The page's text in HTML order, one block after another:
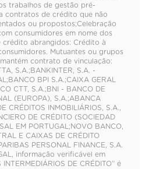
trabalhos de gestão pré-
contratos de crédito que não
ou propostos;Celebração
consumidores em nome dos
crédito abrangidos: Crédito à
Mutuantes ou grupos
contrato de vinculação:
S.A.;BANKINTER, S.A. -
BPI S.A.;CAIXA GERAL
CTT, S.A.;BNI - BANCO DE
(EUROPA), S.A.;ABANCA
CRÉDITOS INMOBILIÁRIOS, S.A.,
DE CRÉDITO (SOCIEDAD
EM PORTUGAL;NOVO BANCO,
E CAIXAS DE CRÉDITO
PERSONAL FINANCE, S.A.
informação verificável em
INTERMEDIÁRIOS DE CRÉDITO” é